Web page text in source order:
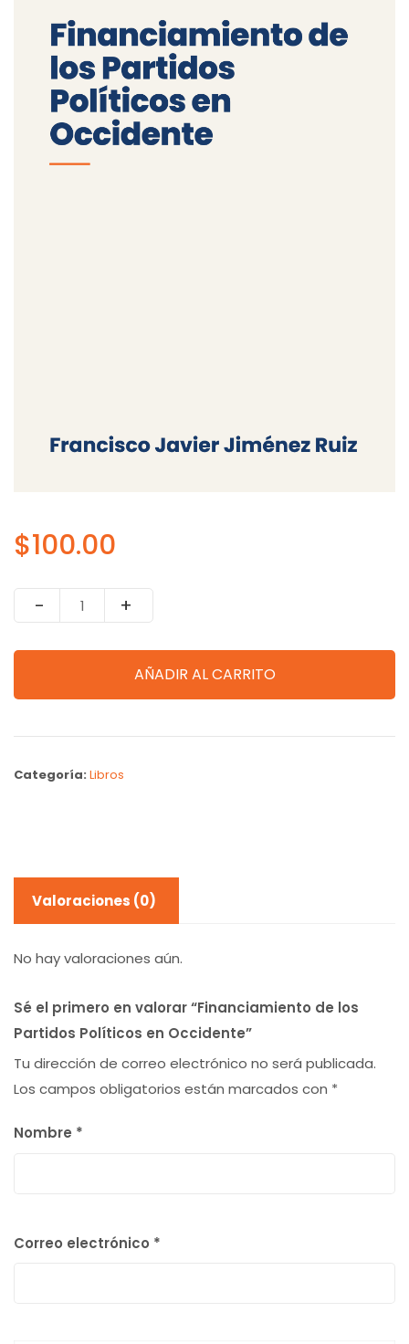
$100.00
Quantity
AÑADIR AL CARRITO
Categoría: Libros
Valoraciones (0)
No hay valoraciones aún.
Sé el primero en valorar “Financiamiento de los
Partidos Políticos en Occidente”
Tu dirección de correo electrónico no será publicada.
Los campos obligatorios están marcados con *
Nombre *
Correo electrónico *